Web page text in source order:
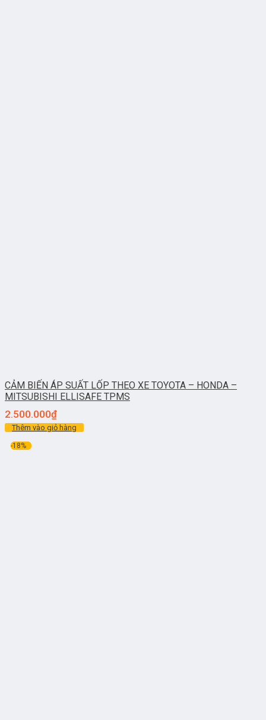
CẢM BIẾN ÁP SUẤT LỐP THEO XE TOYOTA – HONDA –
MITSUBISHI ELLISAFE TPMS
2.500.000₫
Thêm vào giỏ hàng
-18%